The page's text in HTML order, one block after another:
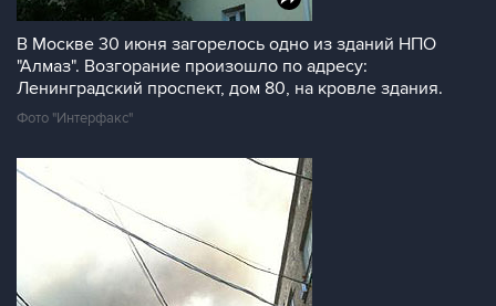
В Москве 30 июня загорелось одно из зданий НПО
"Алмаз". Возгорание произошло по адресу:
Ленинградский проспект, дом 80, на кровле здания.
Фото "Интерфакс"